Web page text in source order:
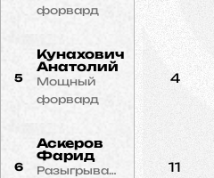
форвард
5
Кунахович
Анатолий
Мощный
форвард
4
6
Аскеров
Фарид
Разыгрывающий
11